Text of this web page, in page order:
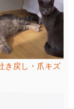
き戻し・爪キズ